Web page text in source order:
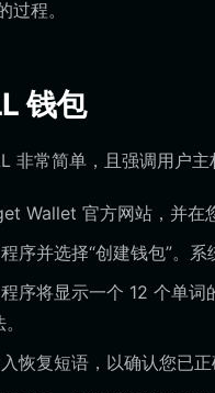
程。
钱包
非常简单，且强调用户主
Wallet 官方网站，并在
序并选择“创建钱包”。
序将显示一个 12 个单
恢复短语，以确认您已正